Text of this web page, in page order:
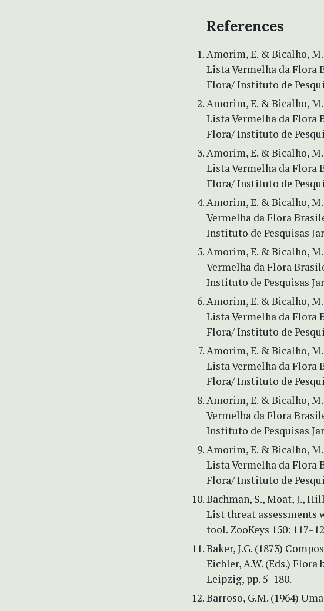
References
Amorim, E. & Bicalho,
Lista Vermelha da Flora
Flora/ Instituto de
Amorim, E. & Bicalho,
Lista Vermelha da Flora
Flora/ Instituto de
Amorim, E. & Bicalho,
Lista Vermelha da Flora
Flora/ Instituto de
Amorim, E. & Bicalho,
Vermelha da Flora
Instituto de Pesquisas
Amorim, E. & Bicalho,
Vermelha da Flora
Instituto de Pesquisas
Amorim, E. & Bicalho,
Lista Vermelha da Flora
Flora/ Instituto de
Amorim, E. & Bicalho,
Lista Vermelha da Flora
Flora/ Instituto de
Amorim, E. & Bicalho,
Vermelha da Flora
Instituto de Pesquisas
Amorim, E. & Bicalho,
Lista Vermelha da Flora
Flora/ Instituto de
Bachman, S., Moat, J.,
List threat assessments
tool. ZooKeys 150:
Baker, J.G. (1873)
Eichler, A.W. (Eds.)
Leipzig, pp. 5–180.
Barroso, G.M. (1964)